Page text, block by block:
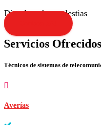
Disculpen las molestias
Servicios Ofrecidos
Técnicos de sistemas de
Averías